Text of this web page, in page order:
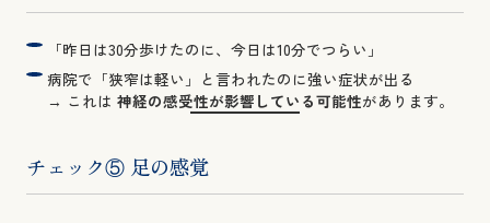
「昨日は30分歩けたのに、今日は10分でつらい」
病院で「狭窄は軽い」と言われたのに強い症状が出る
→ これは神経の感受性が影響している可能性があります。
チェック⑤ 足の感覚